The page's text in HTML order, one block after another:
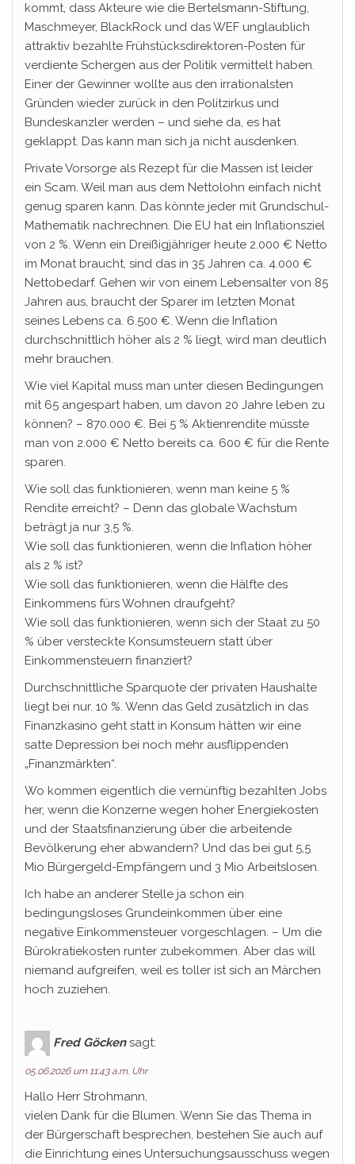
kommt, dass Akteure wie die Bertelsmann-Stiftung,
Maschmeyer, BlackRock und das WEF unglaublich
attraktiv bezahlte Frühstücksdirektoren-Posten für
verdiente Schergen aus der Politik vermittelt haben.
Einer der Gewinner wollte aus den irrationalsten
Gründen wieder zurück in den Politzirkus und
Bundeskanzler werden – und siehe da, es hat
geklappt. Das kann man sich ja nicht ausdenken.
Private Vorsorge als Rezept für die Massen ist leider
ein Scam. Weil man aus dem Nettolohn einfach nicht
genug sparen kann. Das könnte jeder mit Grundschul-
Mathematik nachrechnen. Die EU hat ein Inflationsziel
von 2 %. Wenn ein Dreißigjähriger heute 2.000 € Netto
im Monat braucht, sind das in 35 Jahren ca. 4.000 €
Nettobedarf. Gehen wir von einem Lebensalter von 85
Jahren aus, braucht der Sparer im letzten Monat
seines Lebens ca. 6.500 €. Wenn die Inflation
durchschnittlich höher als 2 % liegt, wird man deutlich
mehr brauchen.
Wie viel Kapital muss man unter diesen Bedingungen
mit 65 angespart haben, um davon 20 Jahre leben zu
können? – 870.000 €. Bei 5 % Aktienrendite müsste
man von 2.000 € Netto bereits ca. 600 € für die Rente
sparen.
Wie soll das funktionieren, wenn man keine 5 %
Rendite erreicht? – Denn das globale Wachstum
beträgt ja nur 3,5 %.
Wie soll das funktionieren, wenn die Inflation höher
als 2 % ist?
Wie soll das funktionieren, wenn die Hälfte des
Einkommens fürs Wohnen draufgeht?
Wie soll das funktionieren, wenn sich der Staat zu 50
% über versteckte Konsumsteuern statt über
Einkommensteuern finanziert?
Durchschnittliche Sparquote der privaten Haushalte
liegt bei nur. 10 %. Wenn das Geld zusätzlich in das
Finanzkasino geht statt in Konsum hätten wir eine
satte Depression bei noch mehr ausflippenden
„Finanzmärkten“.
Wo kommen eigentlich die vernünftig bezahlten Jobs
her, wenn die Konzerne wegen hoher Energiekosten
und der Staatsfinanzierung über die arbeitende
Bevölkerung eher abwandern? Und das bei gut 5,5
Mio Bürgergeld-Empfängern und 3 Mio Arbeitslosen.
Ich habe an anderer Stelle ja schon ein
bedingungsloses Grundeinkommen über eine
negative Einkommensteuer vorgeschlagen. – Um die
Bürokratiekosten runter zubekommen. Aber das will
niemand aufgreifen, weil es toller ist sich an Märchen
hoch zuziehen.
Fred Göcken sagt:
05.06.2026 um 11:43 a.m. Uhr
Hallo Herr Strohmann,
vielen Dank für die Blumen. Wenn Sie das Thema in
der Bürgerschaft besprechen, bestehen Sie auch auf
die Einrichtung eines Untersuchungsausschuss wegen